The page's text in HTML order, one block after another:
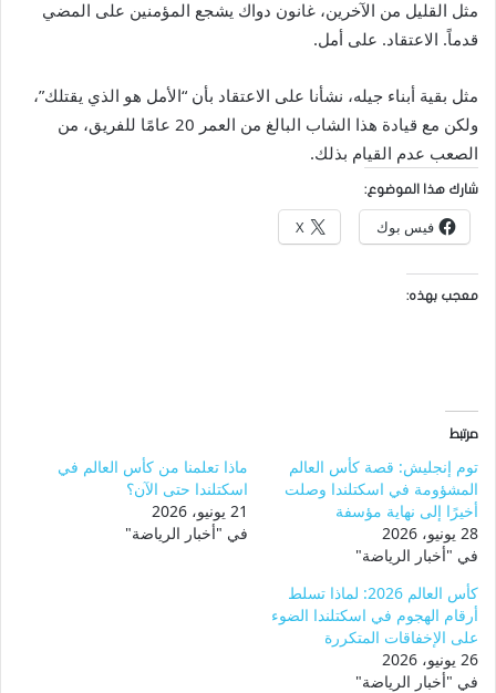
مثل القليل من الآخرين، غانون دواك يشجع المؤمنين على المضي
قدماً. الاعتقاد. على أمل.
مثل بقية أبناء جيله، نشأنا على الاعتقاد بأن “الأمل هو الذي يقتلك”،
ولكن مع قيادة هذا الشاب البالغ من العمر 20 عامًا للفريق، من
الصعب عدم القيام بذلك.
شارك هذا الموضوع:
فيس بوك X
معجب بهذه:
مرتبط
توم إنجليش: قصة كأس العالم
المشؤومة في اسكتلندا وصلت
أخيرًا إلى نهاية مؤسفة
28 يونيو، 2026
في "أخبار الرياضة"
ماذا تعلمنا من كأس العالم في
اسكتلندا حتى الآن؟
21 يونيو، 2026
في "أخبار الرياضة"
كأس العالم 2026: لماذا تسلط
أرقام الهجوم في اسكتلندا الضوء
على الإخفاقات المتكررة
26 يونيو، 2026
في "أخبار الرياضة"